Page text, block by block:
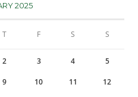
2025
T F S S
2 3 4 5
9 10 11 12